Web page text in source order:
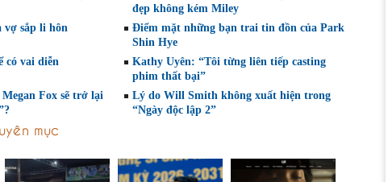
đẹp không kém Miley
sắp li hôn
Điểm mặt những bạn trai tin đồn của Park
Shin Hye
có vai diễn
Kathy Uyên: “Tôi từng liên tiếp casting
phim thất bại”
Fox sẽ trở lại
Lý do Will Smith không xuất hiện trong
“Ngày độc lập 2”
mục